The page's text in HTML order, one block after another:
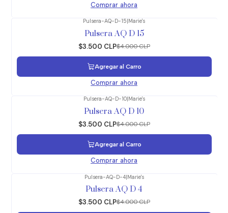
Comprar ahora
Pulsera-AQ-D-15 Marie's
Pulsera AQ D 15
$3.500 CLP$4.000 CLP
Agregar al Carro
Comprar ahora
Pulsera-AQ-D-10| Marie's
Pulsera AQ D 10
$3.500 CLP$4.000 CLP
Agregar al Carro
Comprar ahora
Pulsera-AQ-D-4|Marie's
Pulsera AQ D 4
$3.500 CLP$4.000 CLP